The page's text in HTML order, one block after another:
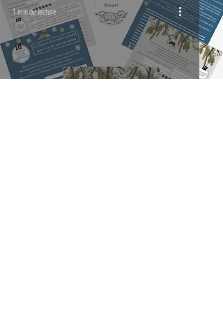
1 min de lecture